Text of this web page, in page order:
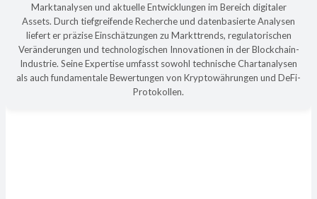
Marktanalysen und aktuelle Entwicklungen im Bereich digitaler
Assets. Durch tiefgreifende Recherche und datenbasierte Analysen
liefert er präzise Einschätzungen zu Markttrends, regulatorischen
Veränderungen und technologischen Innovationen in der Blockchain-
Industrie. Seine Expertise umfasst sowohl technische Chartanalysen
als auch fundamentale Bewertungen von Kryptowährungen und DeFi-
Protokollen.